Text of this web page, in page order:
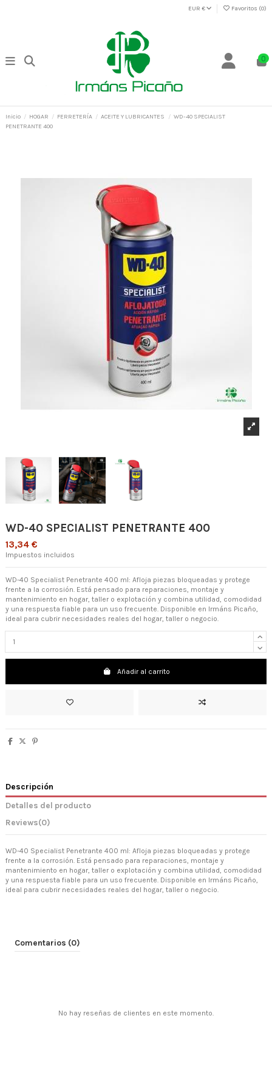
EUR € Favoritos (0)
0
Inicio HOGAR FERRETERÍA ACEITE Y LUBRICANTES
WD-40 SPECIALIST
PENETRANTE 400
WD-40 SPECIALIST PENETRANTE 400
13,34 €
Impuestos incluidos
WD-40 Specialist Penetrante 400 ml: Afloja piezas bloqueadas y protege
frente a la corrosión. Está pensado para reparaciones, montaje y
mantenimiento en hogar, taller o explotación y combina utilidad, comodidad
y una respuesta fiable para un uso frecuente. Disponible en Irmáns Picaño,
ideal para cubrir necesidades reales del hogar, taller o negocio.
Añadir al carrito
Descripción
Detalles del producto
Reviews(0)
WD-40 Specialist Penetrante 400 ml: Afloja piezas bloqueadas y protege
frente a la corrosión. Está pensado para reparaciones, montaje y
mantenimiento en hogar, taller o explotación y combina utilidad, comodidad
y una respuesta fiable para un uso frecuente. Disponible en Irmáns Picaño,
ideal para cubrir necesidades reales del hogar, taller o negocio.
Comentarios (0)
No hay reseñas de clientes en este momento.